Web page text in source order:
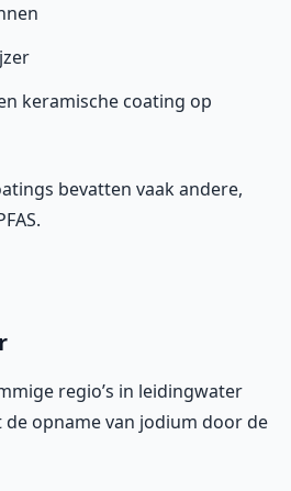
keramische coating op
bevatten vaak andere,
regio’s in leidingwater
opname van jodium door de